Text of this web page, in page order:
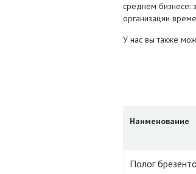
среднем бизнесе:
организации
У нас вы также
Наименование
Полог